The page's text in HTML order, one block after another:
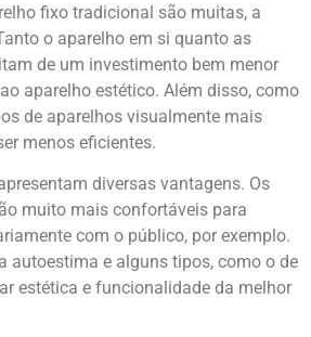
fixo tradicional são muitas, a
o aparelho em si quanto as
de um investimento bem menor
aparelho estético. Além disso, como
de aparelhos visualmente mais
menos eficientes.
diversas vantagens. Os
muito mais confortáveis para
com o público, por exemplo.
autoestima e alguns tipos, como o de
estética e funcionalidade da melhor